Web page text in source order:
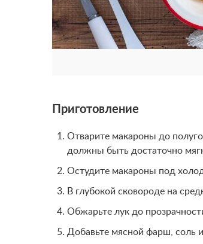
Приготовление
Отварите макароны до
должны быть достаточно
Остудите макароны под
В глубокой сковороде на
Обжарьте лук до
Добавьте мясной фарш, соль